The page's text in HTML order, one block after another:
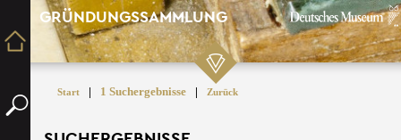
GRÜNDUNGSSAMMLUNG
Start | 1 Suchergebnisse | Zurück